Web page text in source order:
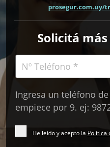
prosegur.com.uy/
Solicitá
Ingresa un teléfono
empiece por 9. ej:
He leído y acepto la Política